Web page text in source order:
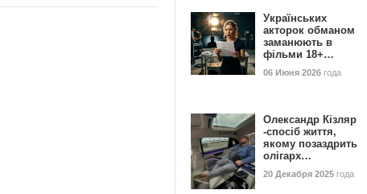
Українських
акторок обманом
заманюють в
фільми 18+…
06 Июня 2026 года
Олександр Кізляр
-спосіб життя,
якому позаздрить
олігарх…
20 Декабря 2025 года